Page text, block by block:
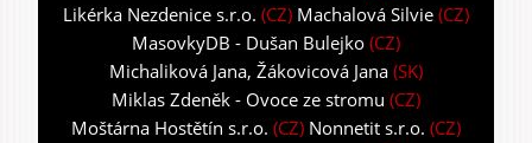
Likérka Nezdenice s.r.o. (CZ) Machalová Silvie (CZ)
MasovkyDB - Dušan Bulejko (CZ)
Michaliková Jana, Žákovicová Jana (SK)
Miklas Zdeněk - Ovoce ze stromu (CZ)
Moštárna Hostětín s.r.o. (CZ) Nonnetit s.r.o. (CZ)